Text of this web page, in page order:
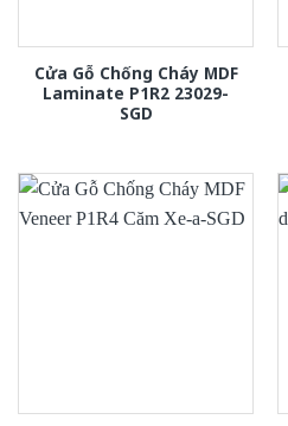
Cửa Gỗ Chống Cháy MDF
Laminate P1R2 23029-
SGD